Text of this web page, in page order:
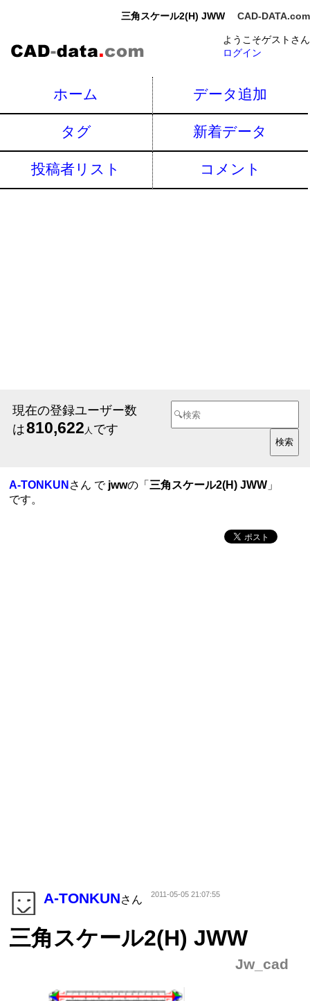
三角スケール2(H) JWW CAD-DATA.com
ようこそゲストさん
ログイン
ホーム データ追加
タグ 新着データ
投稿者リスト コメント
現在の登録ユーザー数
は810,622 人 です
A-TONKUN さん で jwwの「 三角スケール2(H) JWW 」
です。
A-TONKUNさん 2011-05-05 21:07:55
三角スケール2(H) JWW
Jw_cad